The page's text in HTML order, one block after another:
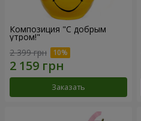
Композиция "С добрым
утром!"
2 399 грн
Заказать